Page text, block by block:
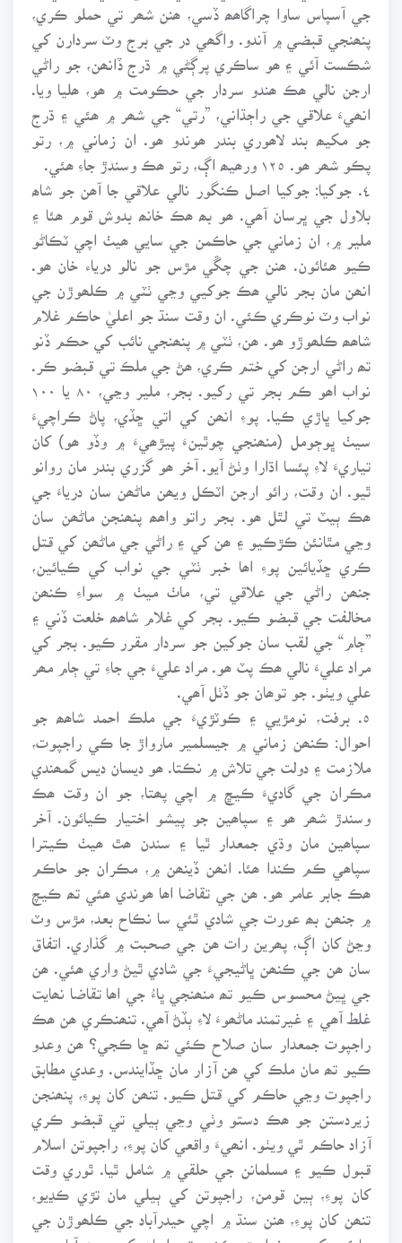
جي آسپاس ساوا چراگاھھ ڏسي، ھنن شھر تي حملو ڪري،
پنھنجي قبضي ۾ آندو. واگھي در جي برج وٽ سردارن کي
شڪست آئي ۽ ھو ساڪري پرڳڻي ۾ ڌرج ڏانھن، جو راڻي
ارجن نالي ھڪ ھندو سردار جي حڪومت ۾ ھو، ھليا ويا.
انھيءَ علاقي جي راڄڌاني، ”رتي“ جي شھر ۾ ھئي ۽ ڌرج
جو مکيھ بند لاھوري بندر ھوندو ھو. ان زماني ۾، رتو
٤. جوکيا: جوکيا اصل ڪنگور نالي علاقي جا آھن جو شاھ
بلاول جي ڀرسان آھي. ھو بھ ھڪ خانھ بدوش قوم ھئا ۽
ملير ۾، ان زماني جي حاڪمن جي سايي ھيٺ اچي ٽڪاڻو
ڪيو ھئائون. ھنن جي چڱي مڙس جو نالو درياء خان ھو.
انھن مان بجر نالي ھڪ جوکيي وڃي ٺٽي ۾ ڪلھوڙن جي
نواب وٽ نوڪري ڪئي. ان وقت سنڌ جو اعليٰ حاڪم غلام
شاھھ ڪلھوڙو ھو. ھن، ٺٽي ۾ پنھنجي نائب کي حڪم ڏنو
تھ راڻي ارجن کي ختم ڪري، ھڻ جي ملڪ تي قبضو ڪر.
جوکيا ڀاڙي ڪيا. پوءِ انھن کي اتي ڇڏي، پاڻ ڪراچيءَ
سيٺ ڀوڄومل (منھنجي چوٿينءَ پيڙھيءَ ۾ وڏو ھو) کان
تياريءَ لاءِ پئسا اڌارا وٺڻ آيو. آخر ھو گزري بندر مان روانو
ٿيو. ان وقت، رائو ارجن اٽڪل ويھن ماڻھن سان درياءَ جي
ھڪ ٻيٽ تي لٿل ھو. بجر راتو واھھ پنھنجن ماڻھن سان
وڃي مٿانئن ڪڙڪيو ۽ ھن کي ۽ راڻي جي ماڻھن کي قتل
ڪري ڇڏيائين پوءِ اھا خبر ٺٽي جي نواب کي ڪيائين،
جنھن راڻي جي علاقي تي، ماٺ ميٺ ۾ سواءِ ڪنھن
مخالفت جي قبضو ڪيو. بجر کي غلام شاھھ خلعت ڏني ۽
”ڄام“ جي لقب سان جوکين جو سردار مقرر ڪيو. بجر کي
مراد عليءَ نالي ھڪ پٽ ھو. مراد عليءَ جي جاءِ تي ڄام مھر
علي ويٺو. جو توھان جو ڏٺل آھي.
٥. برفت، نومڙيي ۽ ڪوٽڙيءَ جي ملڪ احمد شاھھ جو
احوال: ڪنھن زماني ۾ جيسلمير مارواڙ جا ڪي راجپوت،
ملازمت ۽ دولت جي تلاش ۾ نڪتا. ھو ديسان ديس گمھندي
مڪران جي گاديءَ ڪيڇ ۾ اچي پھتا، جو ان وقت ھڪ
وسندڙ شھر ھو ۽ سپاھين جو پيشو اختيار ڪيائون. آخر
سپاھين مان وڌي جمعدار ٿيا ۽ سندن ھٿ ھيٺ ڪيترا
سپاھي ڪم ڪندا ھئا. انھن ڏينھن ۾، مڪران جو حاڪم
ھڪ جابر عامر ھو. ھن جي تقاضا اھا ھوندي ھئي تھ ڪيچ
۾ جنھن بھ عورت جي شادي ٿئي سا نڪاح بعد، مڙس وٽ
وڃڻ کان اڳ، پھرين رات ھن جي صحبت ۾ گذاري. اتفاق
سان ھن جي ڪنھن ڀاڻيجيءَ جي شادي ٿيڻ واري ھئي. ھن
جي ڀيڻ محسوس ڪيو تھ منھنجي ڀاءُ جي اھا تقاضا نھايت
غلط آھي ۽ غيرتمند ماڻھوءَ لاءِ ٻڏڻ آھي. تنھنڪري ھن ھڪ
راجپوت جمعدار سان صلاح ڪئي تھ ڇا ڪجي؟ ھن وعدو
ڪيو تھ مان ملڪ کي ھن آزار مان ڇڏايندس. وعدي مطابق
راجپوت وڃي حاڪم کي قتل ڪيو. تنھن کان پوءِ، پنھنجن
زيردستن جو ھڪ دستو وٺي وڃي ٻيلي تي قبضو ڪري
آزاد حاڪم ٿي ويٺو. انھيءَ واقعي کان پوءِ، راجپوتن اسلام
قبول ڪيو ۽ مسلمانن جي حلقي ۾ شامل ٿيا. ٿوري وقت
کان پوءِ، ٻين قومن، راجپوتن کي ٻيلي مان تڙي ڪڍيو،
تنھن کان پوءِ، ھنن سنڌ ۾ اچي حيدرآباد جي ڪلھوڙن جي
حاڪم کي درخواست ڪئي تھ اسان کي حيدرآباد جي